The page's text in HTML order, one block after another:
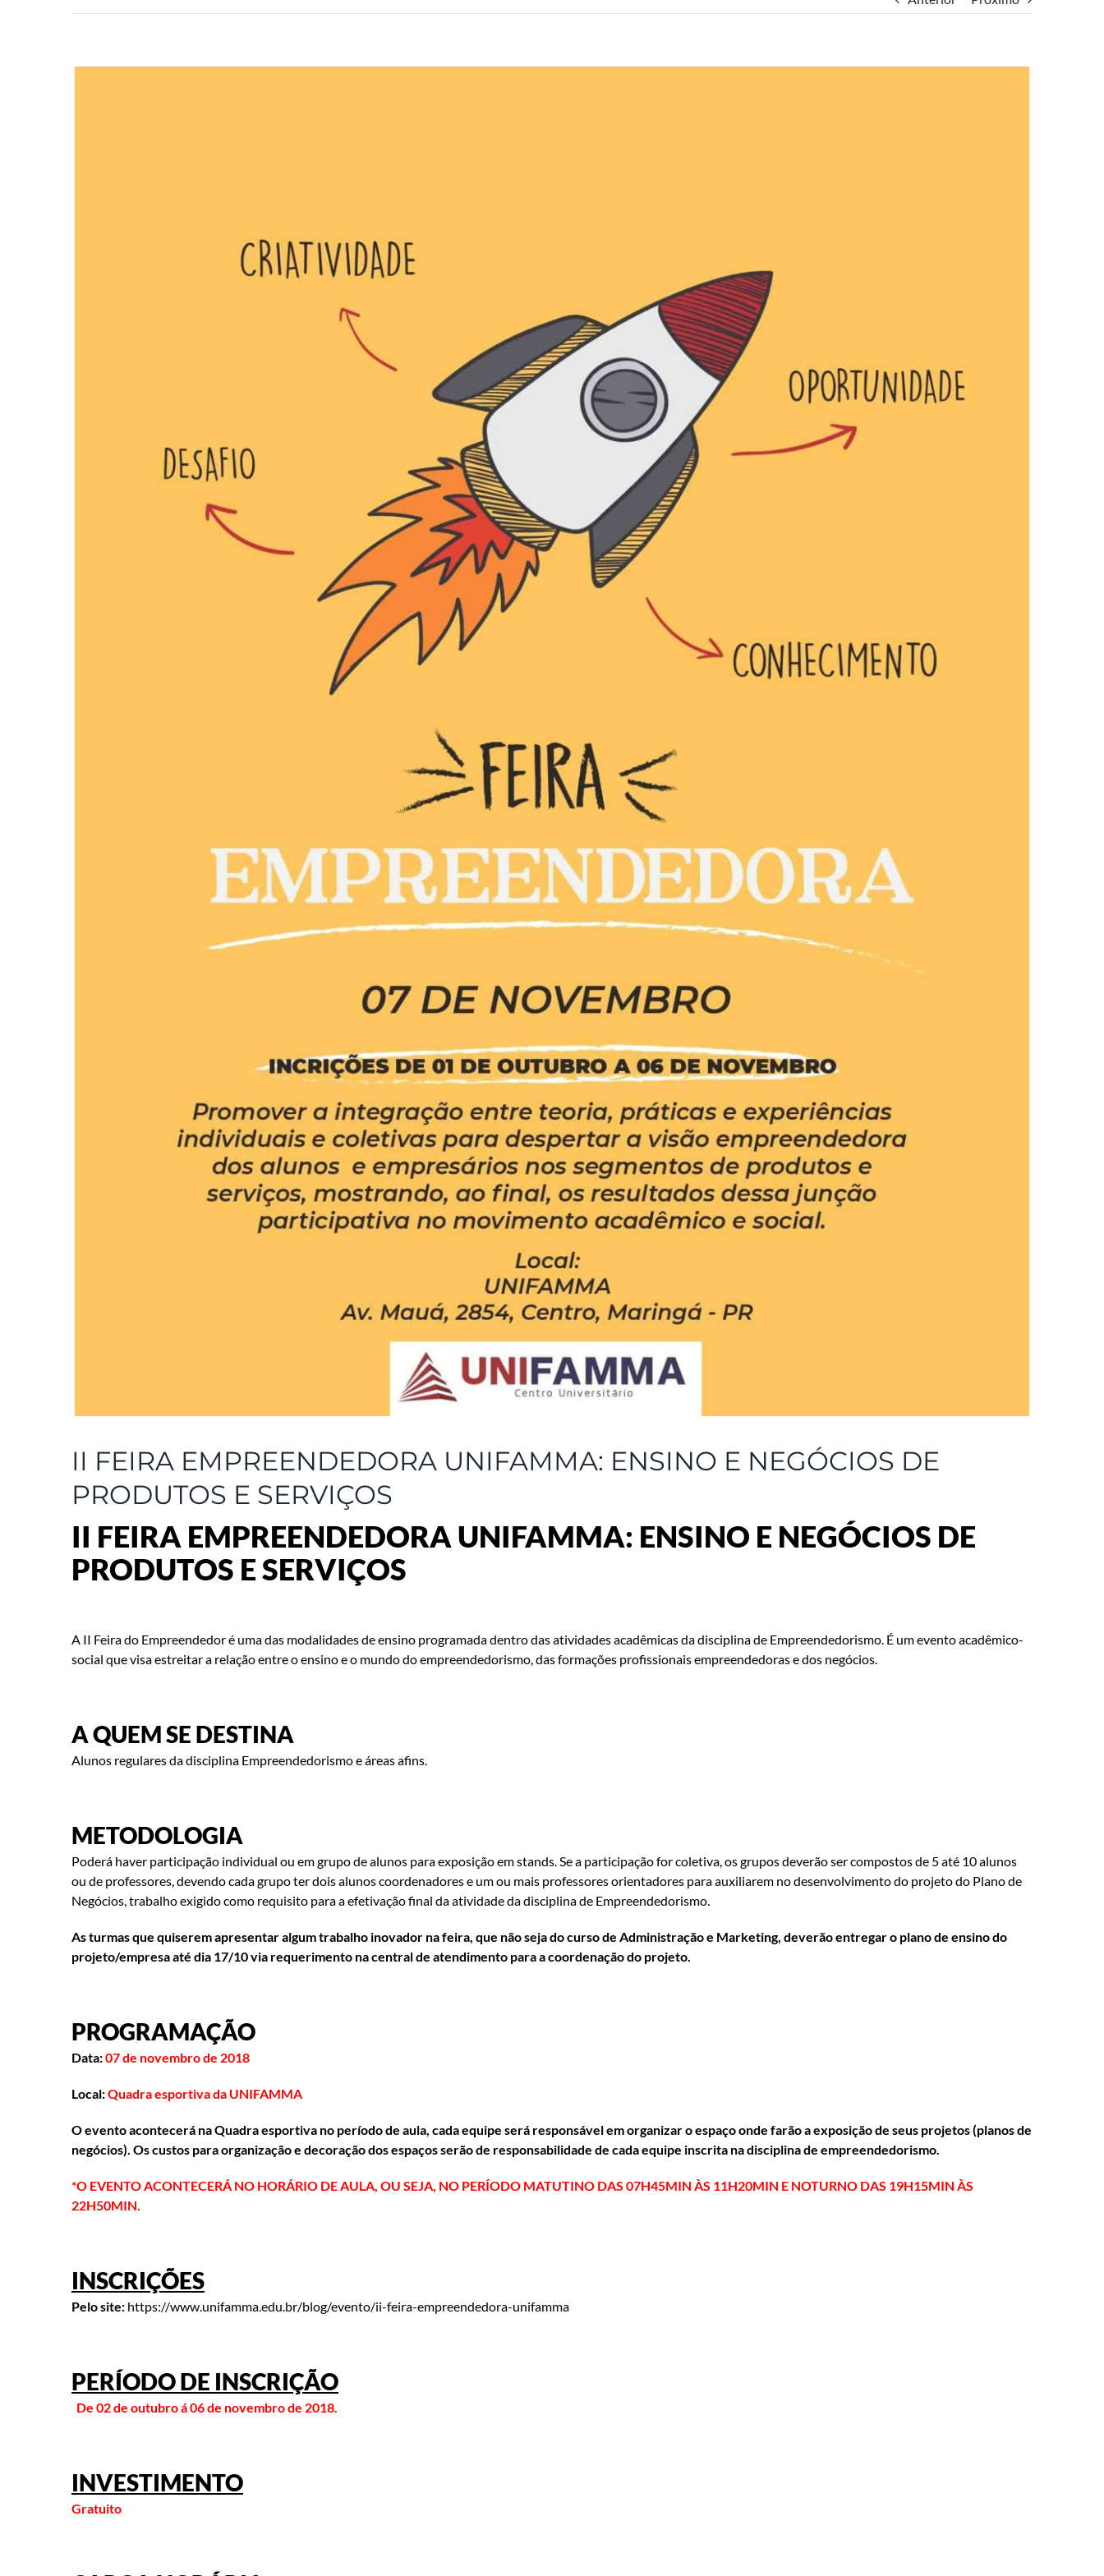
II FEIRA EMPREENDEDORA UNIFAMMA: ENSINO E NEGÓCIOS DE
PRODUTOS E SERVIÇOS
II FEIRA EMPREENDEDORA UNIFAMMA: ENSINO E NEGÓCIOS DE
PRODUTOS E SERVIÇOS
A II Feira do Empreendedor é uma das modalidades de ensino programada dentro das atividades acadêmicas da disciplina de Empreendedorismo. É um evento acadêmico-
social que visa estreitar a relação entre o ensino e o mundo do empreendedorismo, das formações profissionais empreendedoras e dos negócios.
A QUEM SE DESTINA
Alunos regulares da disciplina Empreendedorismo e áreas afins.
METODOLOGIA
Poderá haver participação individual ou em grupo de alunos para exposição em stands. Se a participação for coletiva, os grupos deverão ser compostos de 5 até 10 alunos
ou de professores, devendo cada grupo ter dois alunos coordenadores e um ou mais professores orientadores para auxiliarem no desenvolvimento do projeto do Plano de
Negócios, trabalho exigido como requisito para a efetivação final da atividade da disciplina de Empreendedorismo.
As turmas que quiserem apresentar algum trabalho inovador na feira, que não seja do curso de Administração e Marketing, deverão entregar o plano de ensino do
projeto/empresa até dia 17/10 via requerimento na central de atendimento para a coordenação do projeto.
PROGRAMAÇÃO
Data:07 de novembro de 2018
Local:Quadra esportiva da UNIFAMMA
O evento acontecerá na Quadra esportiva no período de aula, cada equipe será responsável em organizar o espaço onde farão a exposição de seus projetos (planos de
negócios). Os custos para organização e decoração dos espaços serão de responsabilidade de cada equipe inscrita na disciplina de empreendedorismo.
*O EVENTO ACONTECERÁ NO HORÁRIO DE AULA, OU SEJA, NO PERÍODO MATUTINO DAS 07H45MIN ÀS 11H20MIN E NOTURNO DAS 19H15MIN ÀS
22H50MIN.
INSCRIÇÕES
Pelo site: https://www.unifamma.edu.br/blog/evento/ii-feira-empreendedora-unifamma
PERÍODO DE INSCRIÇÃO
De 02 de outubro á 06 de novembro de 2018.
INVESTIMENTO
Gratuito